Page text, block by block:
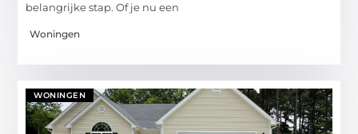
belangrijke stap. Of je nu een
Woningen
WONINGEN